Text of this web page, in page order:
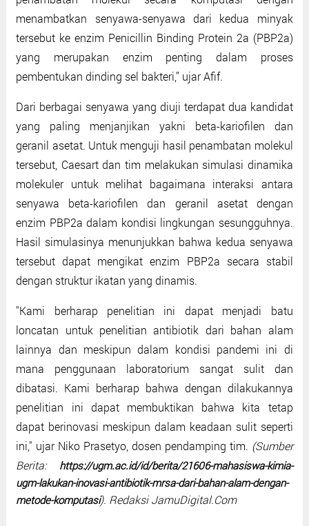
menambatkan senyawa-senyawa dari kedua minyak
tersebut ke enzim Penicillin Binding Protein 2a (PBP2a)
yang merupakan enzim penting dalam proses
pembentukan dinding sel bakteri,” ujar Afif.
Dari berbagai senyawa yang diuji terdapat dua kandidat
yang paling menjanjikan yakni beta-kariofilen dan
geranil asetat. Untuk menguji hasil penambatan molekul
tersebut, Caesart dan tim melakukan simulasi dinamika
molekuler untuk melihat bagaimana interaksi antara
senyawa beta-kariofilen dan geranil asetat dengan
enzim PBP2a dalam kondisi lingkungan sesungguhnya.
Hasil simulasinya menunjukkan bahwa kedua senyawa
tersebut dapat mengikat enzim PBP2a secara stabil
dengan struktur ikatan yang dinamis.
"Kami berharap penelitian ini dapat menjadi batu
loncatan untuk penelitian antibiotik dari bahan alam
lainnya dan meskipun dalam kondisi pandemi ini di
mana penggunaan laboratorium sangat sulit dan
dibatasi. Kami berharap bahwa dengan dilakukannya
penelitian ini dapat membuktikan bahwa kita tetap
dapat berinovasi meskipun dalam keadaan sulit seperti
ini," ujar Niko Prasetyo, dosen pendamping tim. (Sumber
Berita: https://ugm.ac.id/id/berita/21606-mahasiswa-kimia-
ugm-lakukan-inovasi-antibiotik-mrsa-dari-bahan-alam-dengan-
metode-komputasi). Redaksi JamuDigital.Com